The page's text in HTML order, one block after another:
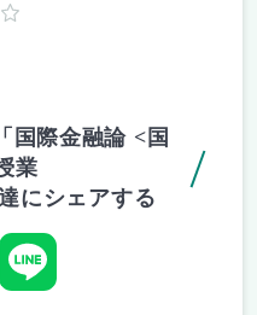
国際金融論 <国
業
にシェアする